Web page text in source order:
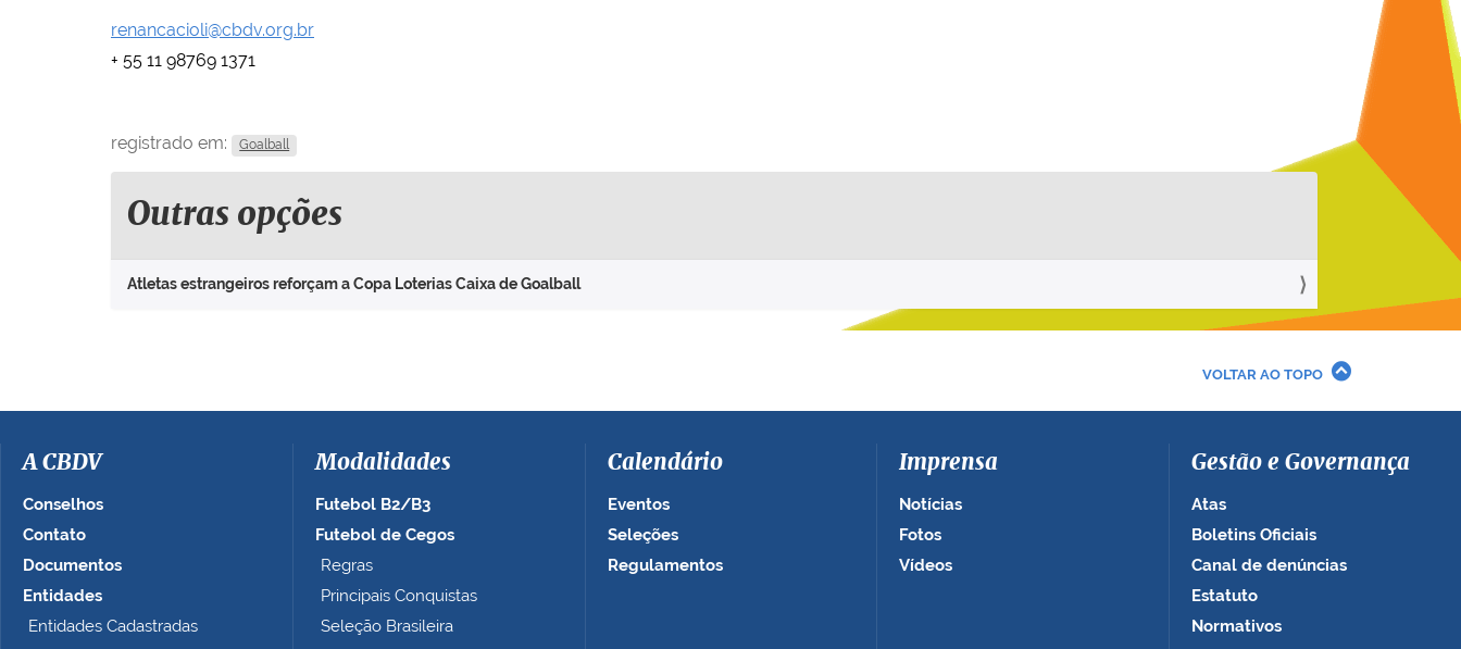
renancacioli@cbdv.org.br
+ 55 11 98769 1371
registrado em: Goalball
Outras opções
Atletas estrangeiros reforçam a Copa Loterias Caixa de Goalball
VOLTAR AO TOPO
A CBDV
Conselhos
Contato
Documentos
Entidades
Entidades Cadastradas
Modalidades
Futebol B2/B3
Futebol de Cegos
Regras
Principais Conquistas
Seleção Brasileira
Calendário
Eventos
Seleções
Regulamentos
Imprensa
Notícias
Fotos
Vídeos
Gestão e Governança
Atas
Boletins Oficiais
Canal de denúncias
Estatuto
Normativos